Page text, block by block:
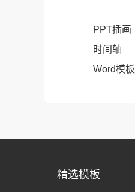
PPT插画
时间轴
Word模板
精选模板